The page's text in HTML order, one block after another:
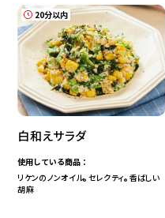
20分以内
白和えサラダ
使用している商品：
リケンのノンオイル® セレクティ® 香ばしい
胡麻